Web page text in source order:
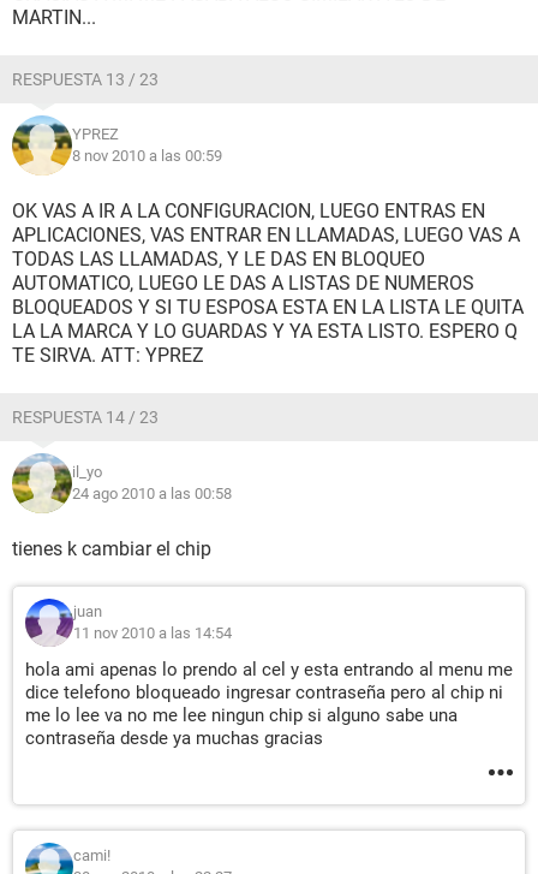
MARTIN...
RESPUESTA 13 / 23
YPREZ
8 nov 2010 a las 00:59
OK VAS A IR A LA CONFIGURACION, LUEGO ENTRAS EN
APLICACIONES, VAS ENTRAR EN LLAMADAS, LUEGO VAS A
TODAS LAS LLAMADAS, Y LE DAS EN BLOQUEO
AUTOMATICO, LUEGO LE DAS A LISTAS DE NUMEROS
BLOQUEADOS Y SI TU ESPOSA ESTA EN LA LISTA LE QUITA
LA LA MARCA Y LO GUARDAS Y YA ESTA LISTO. ESPERO Q
TE SIRVA. ATT: YPREZ
RESPUESTA 14 / 23
il_yo
24 ago 2010 a las 00:58
tienes k cambiar el chip
juan
11 nov 2010 a las 14:54
hola ami apenas lo prendo al cel y esta entrando al menu me
dice telefono bloqueado ingresar contraseña pero al chip ni
me lo lee va no me lee ningun chip si alguno sabe una
contraseña desde ya muchas gracias
cami!